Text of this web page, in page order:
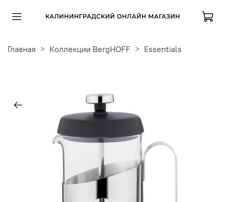
Главная Коллекции BergHOFF Essentials